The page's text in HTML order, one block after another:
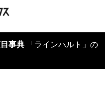
事典 「ラインハルト」の